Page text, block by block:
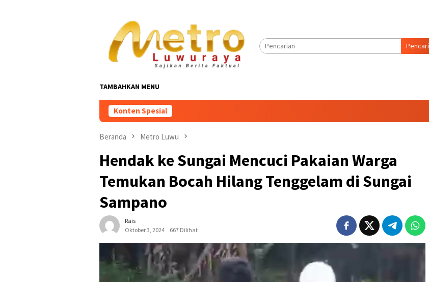
TAMBAHKAN MENU
Konten Spesial
Beranda Metro Luwu
Hendak ke Sungai Mencuci Pakaian Warga
Temukan Bocah Hilang Tenggelam di Sungai
Sampano
Rais
Oktober 3, 2024
667 Dilihat